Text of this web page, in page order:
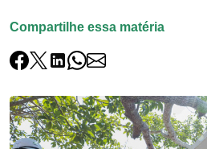
Compartilhe essa matéria